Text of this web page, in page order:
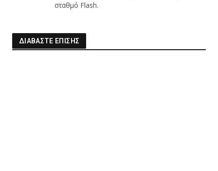
σταθμό Flash.
ΔΙΑΒΑΣΤΕ ΕΠΙΣΗΣ